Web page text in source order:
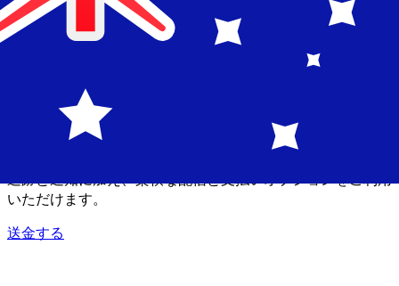
Xe 国際送金
いただけます。
送金する